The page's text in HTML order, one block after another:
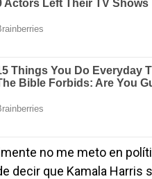
no me meto en
decir que Kamala Harris